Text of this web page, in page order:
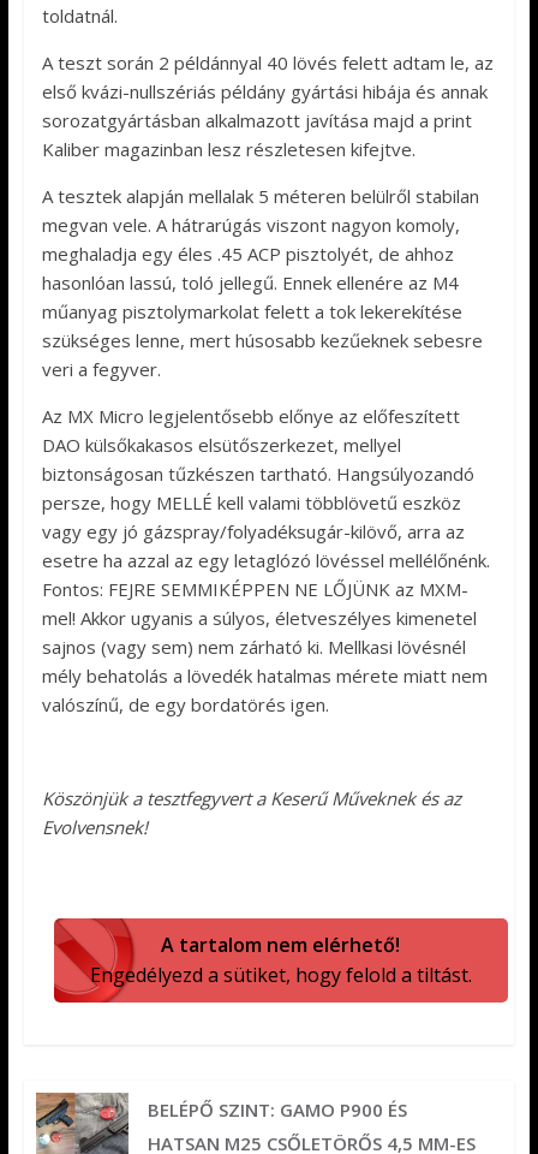
toldatnál.
A teszt során 2 példánnyal 40 lövés felett adtam le, az
első kvázi-nullszériás példány gyártási hibája és annak
sorozatgyártásban alkalmazott javítása majd a print
Kaliber magazinban lesz részletesen kifejtve.
A tesztek alapján mellalak 5 méteren belülről stabilan
megvan vele. A hátrarúgás viszont nagyon komoly,
meghaladja egy éles .45 ACP pisztolyét, de ahhoz
hasonlóan lassú, toló jellegű. Ennek ellenére az M4
műanyag pisztolymarkolat felett a tok lekerekítése
szükséges lenne, mert húsosabb kezűeknek sebesre
veri a fegyver.
Az MX Micro legjelentősebb előnye az előfeszített
DAO külsőkakasos elsütőszerkezet, mellyel
biztonságosan tűzkészen tartható. Hangsúlyozandó
persze, hogy MELLÉ kell valami többlövetű eszköz
vagy egy jó gázspray/folyadéksugár-kilövő, arra az
esetre ha azzal az egy letaglózó lövéssel mellélőnénk.
Fontos: FEJRE SEMMIKÉPPEN NE LŐJÜNK az MXM-
mel! Akkor ugyanis a súlyos, életveszélyes kimenetel
sajnos (vagy sem) nem zárható ki. Mellkasi lövésnél
mély behatolás a lövedék hatalmas mérete miatt nem
valószínű, de egy bordatörés igen.
Köszönjük a tesztfegyvert a Keserű Műveknek és az
Evolvensnek!
A tartalom nem elérhető!
Engedélyezd a sütiket, hogy felold a tiltást.
BELÉPŐ SZINT: GAMO P900 ÉS
HATSAN M25 CSŐLETÖRŐS 4,5 MM-ES